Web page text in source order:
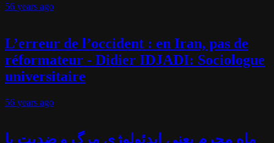
56 years ago
L’erreur de l’occident : en Iran, pas de
réformateur - Didier IDJADI: Sociologue
universitaire
56 years ago
ماه محرم یعنی ایدئولوژی مرگ و ضدیت با